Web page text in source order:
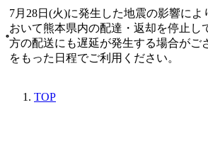
7月28日(火)に発生した地震の影響によ
おいて熊本県内の配達・返却を停止し
方の配送にも遅延が発生する場合がご
をもった日程でご利用ください。
TOP